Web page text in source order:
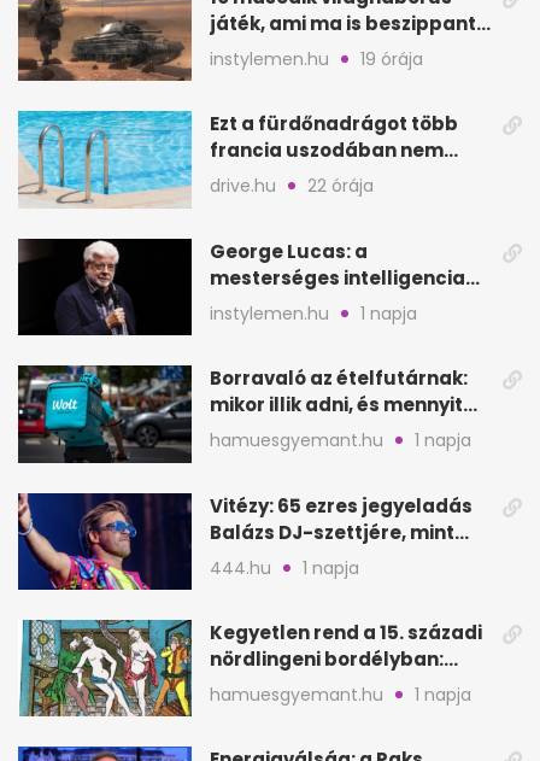
játék, ami ma is beszippant
a képernyő elé
instylemen.hu 19 órája
Ezt a fürdőnadrágot több
francia uszodában nem
fogadják el
drive.hu 22 órája
George Lucas: a
mesterséges intelligencia
lehet Hollywood következő
lépése
instylemen.hu 1 napja
Borravaló az ételfutárnak:
mikor illik adni, és mennyit
rendeléskor?
hamuesgyemant.hu 1 napja
Vitézy: 65 ezres jegyeladás
Balázs DJ-szettjére, mint
metró nélküli Puskás-meccs
444.hu 1 napja
Kegyetlen rend a 15. századi
nördlingeni bordélyban:
verés, éheztetés
hamuesgyemant.hu 1 napja